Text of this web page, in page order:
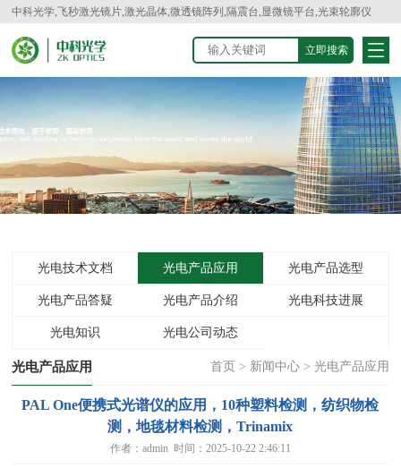
中科光学,飞秒激光镜片,激光晶体,微透镜阵列,隔震台,显微镜平台,光束轮廓仪
光电技术文档 光电产品应用 光电产品选型
光电产品答疑 光电产品介绍 光电科技进展
光电知识 光电公司动态
光电产品应用 首页 > 新闻中心> 光电产品应用
PAL One便携式光谱仪的应用，10种塑料检测，纺织物检
测，地毯材料检测，Trinamix
作者：admin 时间：2025-10-22 2:46:11